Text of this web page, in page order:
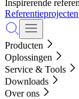
Inspirerende
Referentieprojecten
Producten
Oplossingen
Service & Tools
Downloads
Over ons